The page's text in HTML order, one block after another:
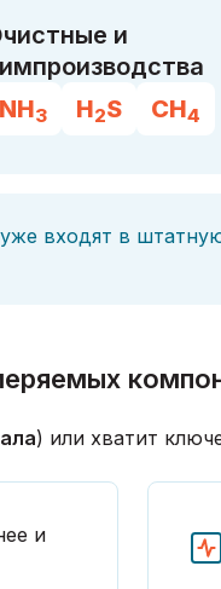
и
NH3 H2S CH4
входят в
) или хватит
и